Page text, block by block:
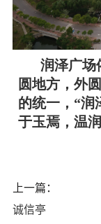
润泽广场
圆地方，外
的统一，“润
于玉焉，温
上一篇：
诚信亭